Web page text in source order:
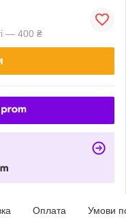
— 400 ₴
Оплата Умови